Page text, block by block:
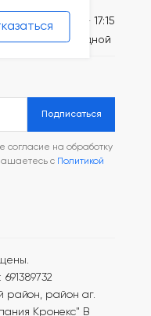
Пн-Пт: 8:30 - 17:15
Сб-вс: выходной
Подписаться
на обработку
с Политикой
район, район аг.
Кронекс" В